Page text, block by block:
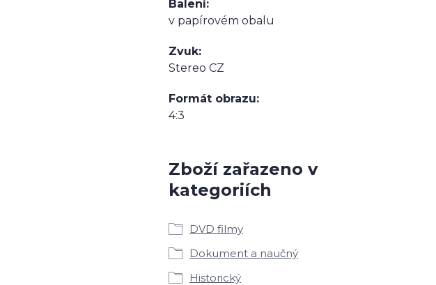
Balení
v papírovém obalu
Zvuk
Stereo CZ
Formát obrazu
4:3
Zboží zařazeno v
kategoriích
DVD filmy
Dokument a naučný
Historický